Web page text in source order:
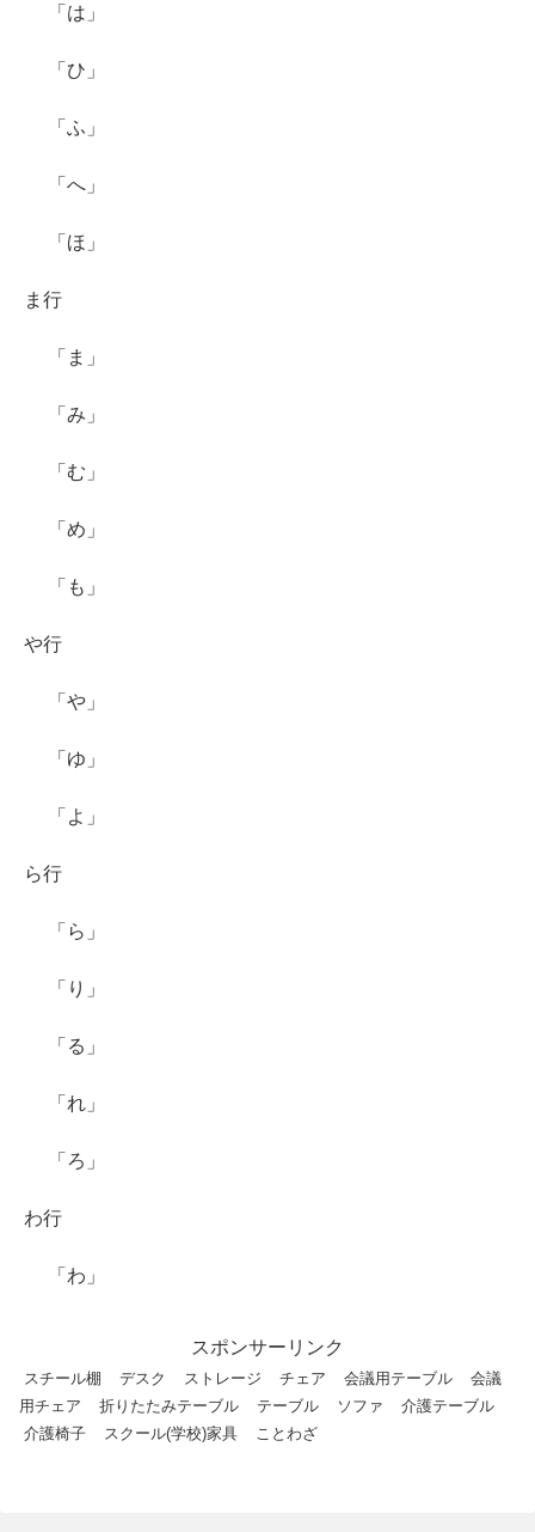
「は」
「ひ」
「ふ」
「へ」
「ほ」
ま行
「ま」
「み」
「む」
「め」
「も」
や行
「や」
「ゆ」
「よ」
ら行
「ら」
「り」
「る」
「れ」
「ろ」
わ行
「わ」
スポンサーリンク
スチール棚 デスク ストレージ チェア 会議用テーブル
会議
用チェア
折りたたみテーブル テーブル ソファ
介護テーブル
介護椅子
スクール(学校)家具 ことわざ